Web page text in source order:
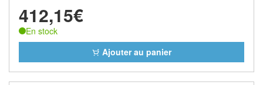
412,15€
En stock
Ajouter au panier